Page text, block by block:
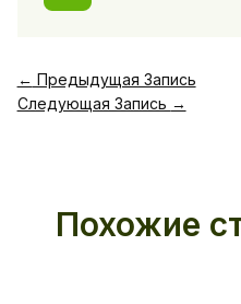
← Предыдущая Запись
Следующая Запись →
Похожие